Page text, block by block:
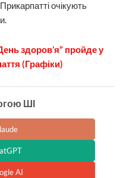
очікують
здоров’я” пройде у
(Графіки)
ШІ
AI